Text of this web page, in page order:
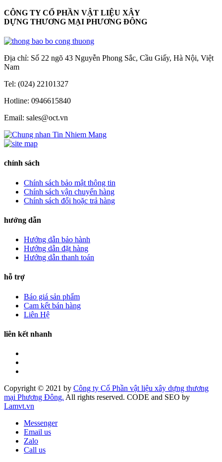
CÔNG TY CỔ PHẦN VẬT LIỆU XÂY
DỰNG THƯƠNG MẠI PHƯƠNG ĐÔNG
Địa chỉ: Số 22 ngõ 43 Nguyễn Phong Sắc, Cầu Giấy, Hà Nội, Việt
Nam
Tel: (024) 22101327
Hotline: 0946615840
Email: sales@oct.vn
chính sách
Chính sách bảo mật thông tin
Chính sách vận chuyển hàng
Chính sách đổi hoặc trả hàng
hướng dẫn
Hướng dẫn bảo hành
Hướng dẫn đặt hàng
Hướng dẫn thanh toán
hỗ trợ
Báo giá sản phẩm
Cam kết bán hàng
Liên Hệ
liên kết nhanh
Copyright © 2021 by Công ty Cổ Phần vật liệu xây dựng thương
mại Phương Đông. All rights reserved. CODE and SEO by
Lamvt.vn
Messenger
Email us
Zalo
Call us